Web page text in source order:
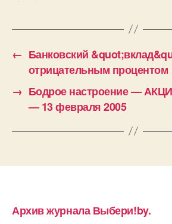
← Банковский
отрицательным процентом
→ Бодрое настроение —
— 13 февраля 2005
Архив журнала Выбери!by.